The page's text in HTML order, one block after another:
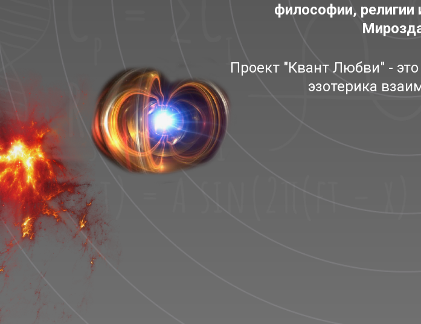
философии, религии
Проект "Квант Любви" - это
эзотерика